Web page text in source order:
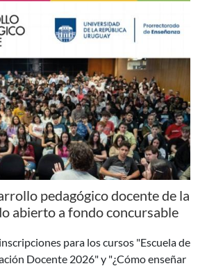
pedagógico docente de la
abierto a fondo concursable
para los cursos "Escuela de
Docente 2026" y "¿Cómo enseñar